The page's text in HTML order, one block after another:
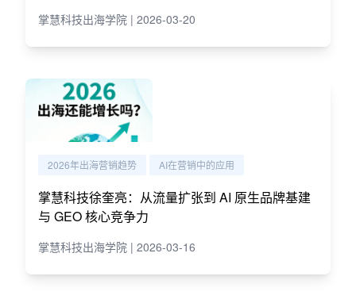
掌慧科技出海学院 | 2026-03-20
2026年出海营销趋势 AI在营销中的应用
掌慧科技徐奎亮：从流量扩张到 AI 原生品牌基建
与 GEO 核心竞争力
掌慧科技出海学院 | 2026-03-16